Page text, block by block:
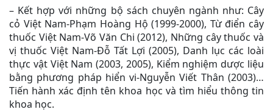
– Kết hợp với những bộ sách chuyên ngành như: Cây
cỏ Việt Nam-Phạm Hoàng Hộ (1999-2000), Từ điển cây
thuốc Việt Nam-Võ Văn Chi (2012), Những cây thuốc và
vị thuốc Việt Nam-Đỗ Tất Lợi (2005), Danh lục các loài
thực vật Việt Nam (2003, 2005), Kiểm nghiệm dược liệu
bằng phương pháp hiển vi-Nguyễn Viết Thân (2003)…
Tiến hành xác định tên khoa học và tìm hiểu thông tin
khoa học.